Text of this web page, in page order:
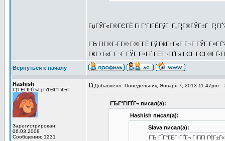
ГџГЎГ«Г®ГЄГЁ Гі Г‘ГІГЁГўГ Г„Г¦Г®ГЎГ±Г
ГЂ ГІГ®Г·Г­Г® Г®Г­ГЁ Гў Г€Г±Г«Г Г¬Г ГЎГ
Г€Г±Г«Г Г¬Г ГЎГ Г¤ГҐ ГЁГ¬ГҐГѕ ГЄГ ГЄГ®ГҐ-
Вернуться к началу
Hashish
Г†ГЁГІГҐГ«Гј ГґГ®Г°ГіГ¬Г
Зарегистрирован:
06.03.2008
Сообщения: 1231
Добавлено: Понедельник, Января 7, 2013 11:47pm
ГЂГ°ГІГҐГ¬ писал(а):
Hashish писал(а):
Slava писал(а):
ГЂ ГЇГ°ГЁГ·ГҐГ¬ ГІГіГІ